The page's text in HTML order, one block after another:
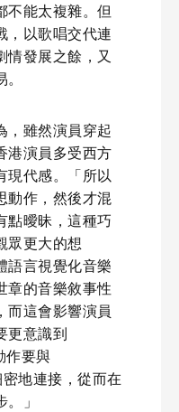
不能太複雜。但
，以歌唱交代連
情發展之餘，又
，雖然演員穿起
港演員多受西方
現代感。「所以
動作，然後才混
點曖昧，這種巧
眾更大的想
語言視覺化音樂
章的音樂敘事性
而這會影響演員
更意識到
作要與
地連接，從而在
」